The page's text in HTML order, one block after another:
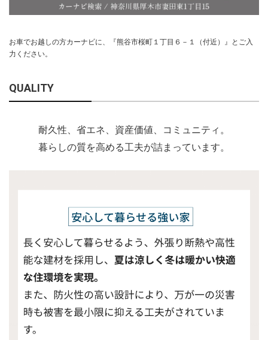
お車でお越しの方カーナビに、『熊谷市桜町１丁目６－１（付近）』とご入
力ください。
QUALITY
耐久性、省エネ、資産価値、コミュニティ。
暮らしの質を高める工夫が詰まっています。